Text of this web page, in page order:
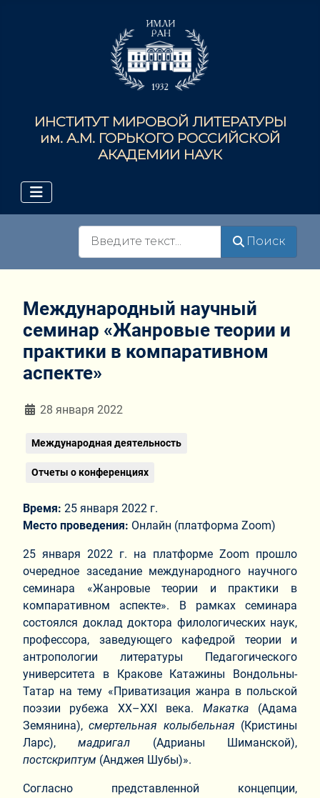
ИНСТИТУТ МИРОВОЙ ЛИТЕРАТУРЫ
им. А.М. ГОРЬКОГО РОССИЙСКОЙ
АКАДЕМИИ НАУК
Поиск
Международный научный
семинар «Жанровые теории и
практики в компаративном
аспекте»
Информация о материале
28 января 2022
Международная деятельность
Отчеты о конференциях
Время: 25 января 2022 г.
Место проведения: Онлайн (платформа Zoom)
25 января 2022 г. на платформе Zoom прошло
очередное заседание международного научного
семинара «Жанровые теории и практики в
компаративном аспекте». В рамках семинара
состоялся доклад доктора филологических наук,
профессора, заведующего кафедрой теории и
антропологии литературы Педагогического
университета в Кракове Катажины Вондольны-
Татар на тему «Приватизация жанра в польской
поэзии рубежа XX–XXI века. Макатка (Адама
Земянина),смертельная колыбельная (Кристины
Ларс),мадригал (Адрианы Шиманской),
постскриптум (Анджея Шубы)».
Согласно представленной концепции,